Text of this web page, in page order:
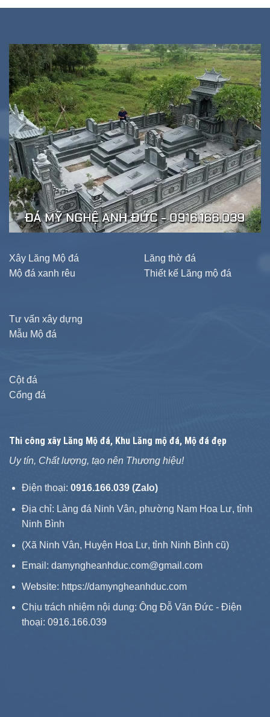
Xây Lăng Mộ đá
Mộ đá xanh rêu
Lăng thờ đá
Thiết kế Lăng mộ đá
Tư vấn xây dựng
Mẫu Mộ đá
Cột đá
Cổng đá
Thi công xây Lăng Mộ đá, Khu Lăng mộ đá, Mộ đá đẹp
Uy tín, Chất lượng, tạo nên Thương hiệu!
Điện thoại: 0916.166.039 (Zalo)
Địa chỉ: Làng đá Ninh Vân, phường Nam Hoa Lư, tỉnh
Ninh Bình
(Xã Ninh Vân, Huyện Hoa Lư, tỉnh Ninh Bình cũ)
Email: damyngheanhduc.com@gmail.com
Website: https://damyngheanhduc.com
Chịu trách nhiệm nội dung: Ông Đỗ Văn Đức - Điện
thoại: 0916.166.039